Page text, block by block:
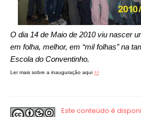
O dia 14 de Maio de 2010 viu nascer
em folha, melhor, em “mil folhas” na
Escola do Conventinho.
Ler mais sobre a inauguração aqui >>